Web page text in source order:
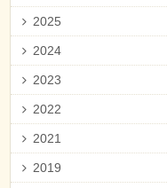
2025
2024
2023
2022
2021
2019